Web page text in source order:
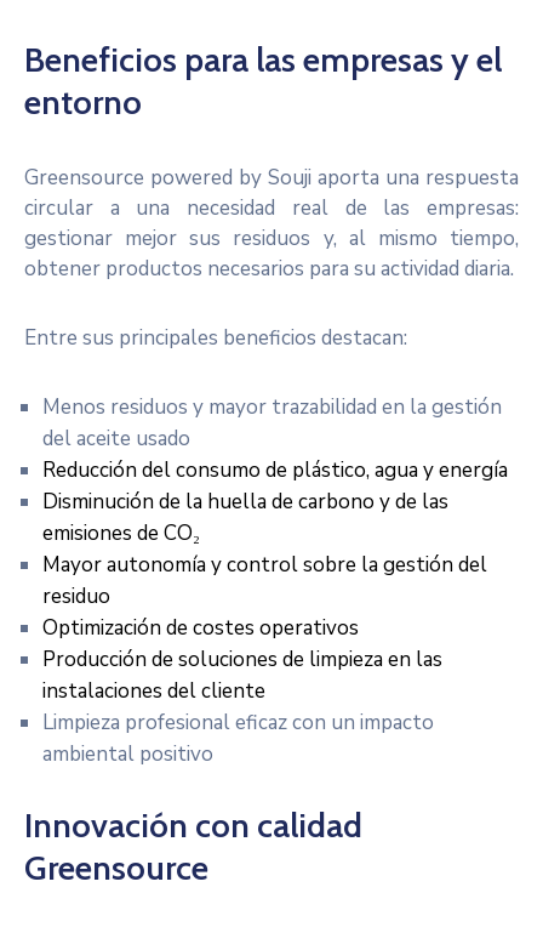
Beneficios para las empresas y el
entorno
Greensource powered by Souji aporta una respuesta
circular a una necesidad real de las empresas:
gestionar mejor sus residuos y, al mismo tiempo,
obtener productos necesarios para su actividad diaria.
Entre sus principales beneficios destacan:
Menos residuos y mayor trazabilidad en la gestión
del aceite usado
Reducción del consumo de plástico, agua y energía
Disminución de la huella de carbono y de las
emisiones de CO₂
Mayor autonomía y control sobre la gestión del
residuo
Optimización de costes operativos
Producción de soluciones de limpieza en las
instalaciones del cliente
Limpieza profesional eficaz con un impacto
ambiental positivo
Innovación con calidad
Greensource